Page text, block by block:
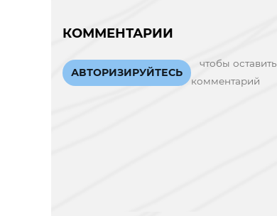
КОММЕНТАРИИ
АВТОРИЗИРУЙТЕСЬ
чтобы оставить
комментарий